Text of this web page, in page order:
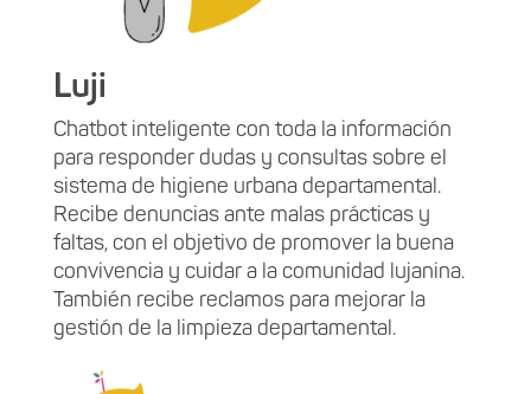
Luji
Chatbot inteligente con toda la información
para responder dudas y consultas sobre el
sistema de higiene urbana departamental.
Recibe denuncias ante malas prácticas y
faltas, con el objetivo de promover la buena
convivencia y cuidar a la comunidad lujanina.
También recibe reclamos para mejorar la
gestión de la limpieza departamental.